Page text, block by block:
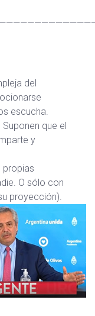
del
escucha.
que el
y
propias
O sólo con
proyección).